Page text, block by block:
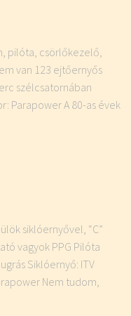
pilóta, csörlőkezelő,
van 123 ejtőernyős
szélcsatornában
Parapower A 80-as évek
siklóernyővel, “C”
vagyok PPG Pilóta
Siklóernyő: ITV
Nem tudom,